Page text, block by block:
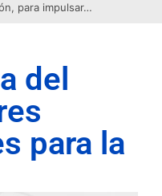
para impulsar…
del
para la